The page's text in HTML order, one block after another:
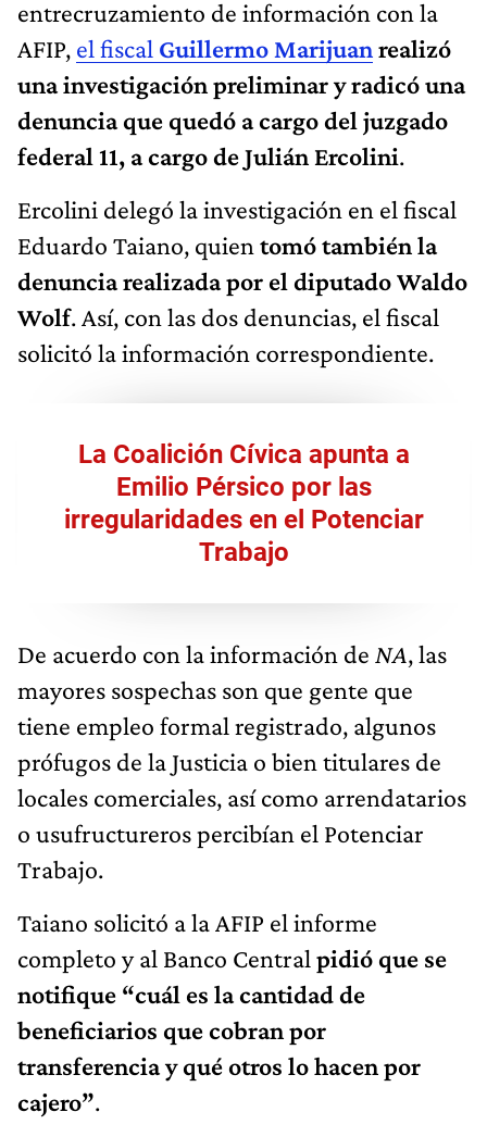
entrecruzamiento de información con la
AFIP, el fiscal Guillermo Marijuanrealizó
una investigación preliminar y radicó una
denuncia que quedó a cargo del juzgado
federal 11, a cargo de Julián Ercolini.
Ercolini delegó la investigación en el fiscal
Eduardo Taiano, quien tomó también la
denuncia realizada por el diputado Waldo
Wolf. Así, con las dos denuncias, el fiscal
solicitó la información correspondiente.
La Coalición Cívica apunta a
Emilio Pérsico por las
irregularidades en el Potenciar
Trabajo
De acuerdo con la información de NA, las
mayores sospechas son que gente que
tiene empleo formal registrado, algunos
prófugos de la Justicia o bien titulares de
locales comerciales, así como arrendatarios
o usufructureros percibían el Potenciar
Trabajo.
Taiano solicitó a la AFIP el informe
completo y al Banco Central pidió que se
notifique “cuál es la cantidad de
beneficiarios que cobran por
transferencia y qué otros lo hacen por
cajero”.